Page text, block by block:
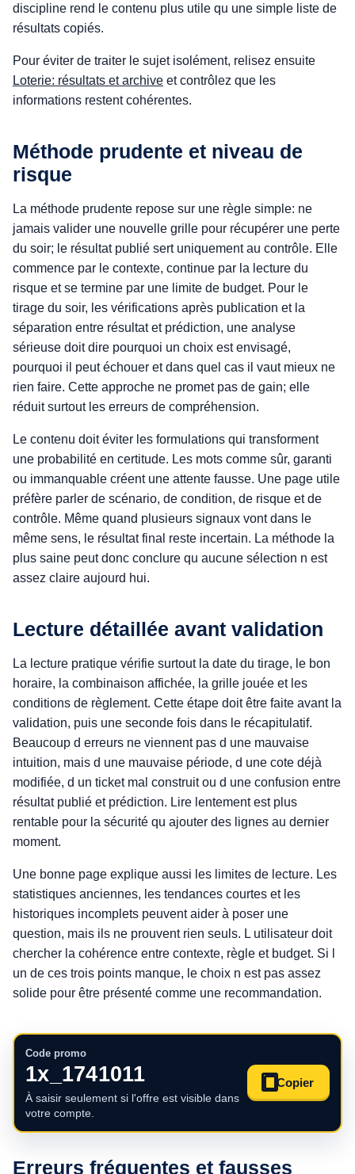
discipline rend le contenu plus utile qu une simple liste de
résultats copiés.
Pour éviter de traiter le sujet isolément, relisez ensuite
Loterie: résultats et archive et contrôlez que les
informations restent cohérentes.
Méthode prudente et niveau de
risque
La méthode prudente repose sur une règle simple: ne
jamais valider une nouvelle grille pour récupérer une perte
du soir; le résultat publié sert uniquement au contrôle. Elle
commence par le contexte, continue par la lecture du
risque et se termine par une limite de budget. Pour le
tirage du soir, les vérifications après publication et la
séparation entre résultat et prédiction, une analyse
sérieuse doit dire pourquoi un choix est envisagé,
pourquoi il peut échouer et dans quel cas il vaut mieux ne
rien faire. Cette approche ne promet pas de gain; elle
réduit surtout les erreurs de compréhension.
Le contenu doit éviter les formulations qui transforment
une probabilité en certitude. Les mots comme sûr, garanti
ou immanquable créent une attente fausse. Une page utile
préfère parler de scénario, de condition, de risque et de
contrôle. Même quand plusieurs signaux vont dans le
même sens, le résultat final reste incertain. La méthode la
plus saine peut donc conclure qu aucune sélection n est
assez claire aujourd hui.
Lecture détaillée avant validation
La lecture pratique vérifie surtout la date du tirage, le bon
horaire, la combinaison affichée, la grille jouée et les
conditions de règlement. Cette étape doit être faite avant la
validation, puis une seconde fois dans le récapitulatif.
Beaucoup d erreurs ne viennent pas d une mauvaise
intuition, mais d une mauvaise période, d une cote déjà
modifiée, d un ticket mal construit ou d une confusion entre
résultat publié et prédiction. Lire lentement est plus
rentable pour la sécurité qu ajouter des lignes au dernier
moment.
Une bonne page explique aussi les limites de lecture. Les
statistiques anciennes, les tendances courtes et les
historiques incomplets peuvent aider à poser une
question, mais ils ne prouvent rien seuls. L utilisateur doit
chercher la cohérence entre contexte, règle et budget. Si l
un de ces trois points manque, le choix n est pas assez
solide pour être présenté comme une recommandation.
Code promo
1x_1741011
À saisir seulement si l'offre est visible dans
votre compte.
Copier
Erreurs fréquentes et fausses